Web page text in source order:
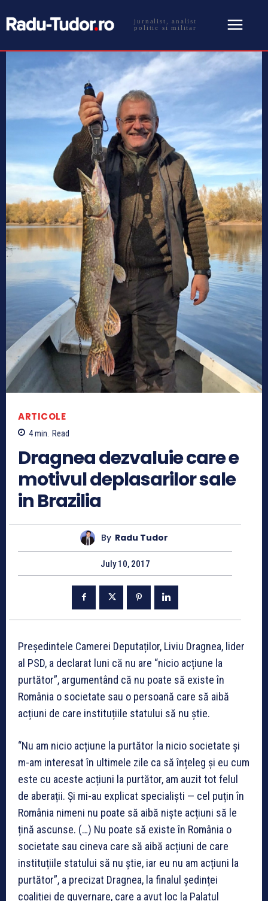
jurnalist, analist
politic si militar
ARTICOLE
4min. Read
Dragnea dezvaluie care e
motivul deplasarilor sale
in Brazilia
By Radu Tudor
July 10, 2017
Președintele Camerei Deputaților, Liviu Dragnea, lider
al PSD, a declarat luni că nu are “nicio acțiune la
purtător”, argumentând că nu poate să existe în
România o societate sau o persoană care să aibă
acțiuni de care instituțiile statului să nu știe.
“Nu am nicio acțiune la purtător la nicio societate și
m-am interesat în ultimele zile ca să înțeleg și eu cum
este cu aceste acțiuni la purtător, am auzit tot felul
de aberații. Și mi-au explicat specialiști — cel puțin în
România nimeni nu poate să aibă niște acțiuni să le
țină ascunse. (…) Nu poate să existe în România o
societate sau cineva care să aibă acțiuni de care
instituțiile statului să nu știe, iar eu nu am acțiuni la
purtător”, a precizat Dragnea, la finalul ședinței
coaliției de guvernare, care a avut loc la Palatul